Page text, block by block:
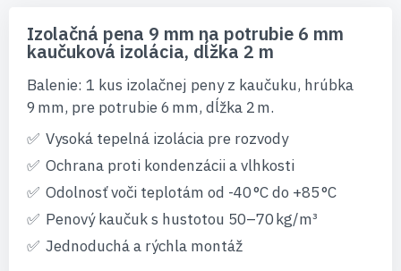
začiatok
galérie
Izolačná pena 9 mm na potrubie 6 mm
kaučuková izolácia, dĺžka 2 m
Balenie: 1 kus izolačnej peny z kaučuku, hrúbka
9 mm, pre potrubie 6 mm, dĺžka 2 m.
Vysoká tepelná izolácia pre rozvody
Ochrana proti kondenzácii a vlhkosti
Odolnosť voči teplotám od -40 °C do +85 °C
Penový kaučuk s hustotou 50–70 kg/m³
Jednoduchá a rýchla montáž